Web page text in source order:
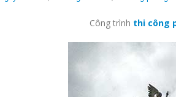
Công trình thi công